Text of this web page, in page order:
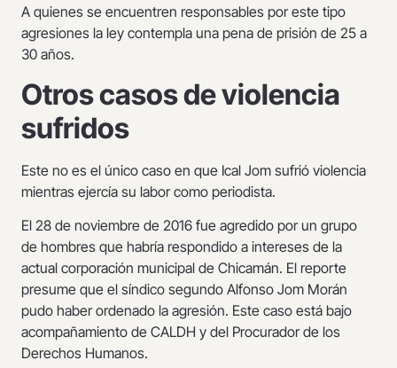
A quienes se encuentren responsables por este tipo
agresiones la ley contempla una pena de prisión de 25 a
30 años.
Otros casos de violencia
sufridos
Este no es el único caso en que Ical Jom sufrió violencia
mientras ejercía su labor como periodista.
El 28 de noviembre de 2016 fue agredido por un grupo
de hombres que habría respondido a intereses de la
actual corporación municipal de Chicamán. El reporte
presume que el síndico segundo Alfonso Jom Morán
pudo haber ordenado la agresión. Este caso está bajo
acompañamiento de CALDH y del Procurador de los
Derechos Humanos.